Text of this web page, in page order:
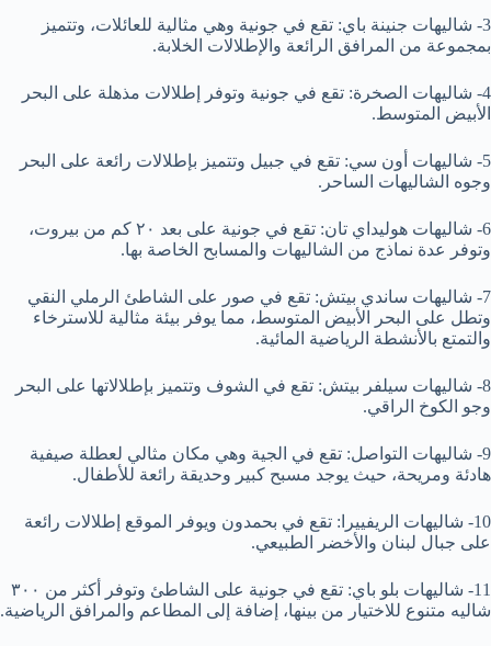
3- شاليهات جنينة باي: تقع في جونية وهي مثالية للعائلات، وتتميز
بمجموعة من المرافق الرائعة والإطلالات الخلابة.
4- شاليهات الصخرة: تقع في جونية وتوفر إطلالات مذهلة على البحر
الأبيض المتوسط.
5- شاليهات أون سي: تقع في جبيل وتتميز بإطلالات رائعة على البحر
وجوه الشاليهات الساحر.
6- شاليهات هوليداي تان: تقع في جونية على بعد ٢٠ كم من بيروت،
وتوفر عدة نماذج من الشاليهات والمسابح الخاصة بها.
7- شاليهات ساندي بيتش: تقع في صور على الشاطئ الرملي النقي
وتطل على البحر الأبيض المتوسط، مما يوفر بيئة مثالية للاسترخاء
والتمتع بالأنشطة الرياضية المائية.
8- شاليهات سيلفر بيتش: تقع في الشوف وتتميز بإطلالاتها على البحر
وجو الكوخ الراقي.
9- شاليهات التواصل: تقع في الجية وهي مكان مثالي لعطلة صيفية
هادئة ومريحة، حيث يوجد مسبح كبير وحديقة رائعة للأطفال.
10- شاليهات الريفييرا: تقع في بحمدون ويوفر الموقع إطلالات رائعة
على جبال لبنان والأخضر الطبيعي.
11- شاليهات بلو باي: تقع في جونية على الشاطئ وتوفر أكثر من ٣٠٠
شاليه متنوع للاختيار من بينها، إضافة إلى المطاعم والمرافق الرياضية.